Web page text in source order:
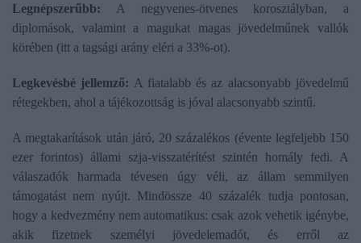
Legnépszerűbb: A negyvenes-ötvenes korosztályban, a
diplomások, valamint a magukat magas jövedelműnek vallók
körében (itt a tagsági arány eléri a 33%-ot).
Legkevésbé jellemző: A fiatalabb és az alacsonyabb jövedelmű
rétegekben, ahol a tájékozottság is jóval alacsonyabb szintű.
A megtakarítások után járó, 20 százalékos (évente legfeljebb 150
ezer forintos) állami szja-visszatérítést szintén homály fedi. A
válaszadók harmada tévesen úgy véli, az állam semmilyen
támogatást nem nyújt. Mindössze 40 százalék tudja pontosan,
hogy a kedvezmény nem automatikus: csak azok vehetik igénybe,
akik fizetnek személyi jövedelemadót, és erről az